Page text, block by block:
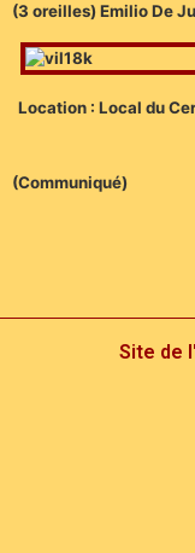
(3 oreilles) Emilio De
Location : Local du
(Communiqué)
Site de